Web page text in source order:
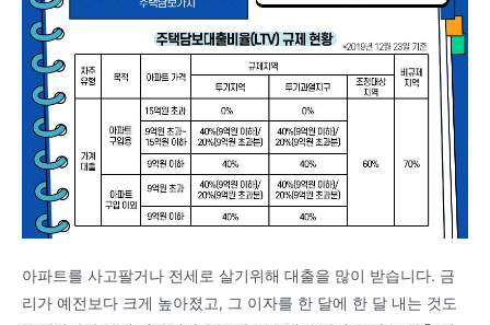
아파트를 사고팔거나 전세로 살기위해 대출을 많이 받습니다. 금
리가 예전보다 크게 높아졌고, 그 이자를 한 달에 한 달 내는 것도